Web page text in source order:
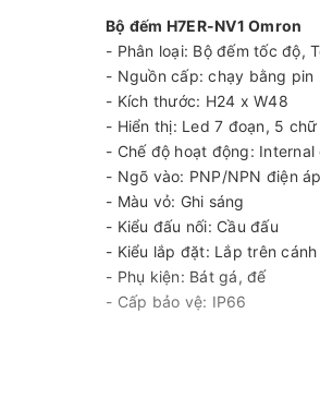
Bộ đếm H7ER-NV1 Omron
- Phân loại: Bộ đếm tốc độ,
- Nguồn cấp: chạy bằng pin
- Kích thước: H24 x W48
- Hiển thị: Led 7 đoạn, 5
- Chế độ hoạt động:
- Ngõ vào: PNP/NPN điện
- Màu vỏ: Ghi sáng
- Kiểu đấu nối: Cầu đấu
- Kiểu lắp đặt: Lắp trên
- Phụ kiện: Bát gá, đế
- Cấp bảo vệ: IP66